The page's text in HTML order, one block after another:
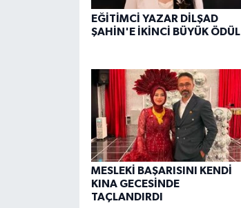
EĞİTİMCİ YAZAR DİLŞAD
ŞAHİN'E İKİNCİ BÜYÜK ÖDÜL
MESLEKİ BAŞARISINI KENDİ
KINA GECESİNDE
TAÇLANDIRDI